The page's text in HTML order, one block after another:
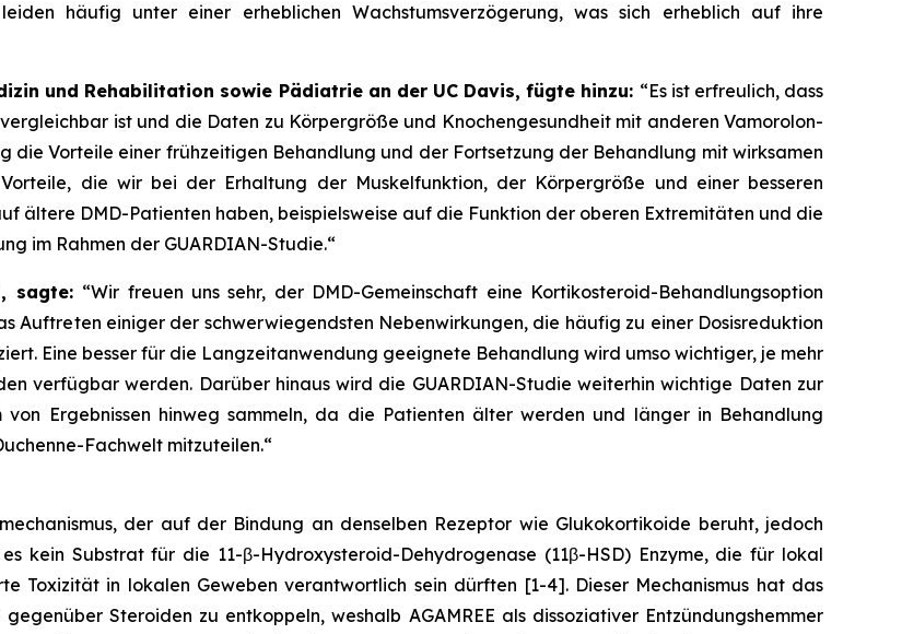
häufig unter einer erheblichen Wachstumsverzögerung, was sich erheblich auf ihre
und Rehabilitation sowie Pädiatrie an der UC Davis, fügte hinzu: “Es ist erfreulich, dass
ist und die Daten zu Körpergröße und Knochengesundheit mit anderen Vamorolon-
die Vorteile einer frühzeitigen Behandlung und der Fortsetzung der Behandlung mit wirksamen
die wir bei der Erhaltung der Muskelfunktion, der Körpergröße und einer besseren
ältere DMD-Patienten haben, beispielsweise auf die Funktion der oberen Extremitäten und die
im Rahmen der GUARDIAN-Studie.“
sagte: “Wir freuen uns sehr, der DMD-Gemeinschaft eine Kortikosteroid-Behandlungsoption
Auftreten einiger der schwerwiegendsten Nebenwirkungen, die häufig zu einer Dosisreduktion
Eine besser für die Langzeitanwendung geeignete Behandlung wird umso wichtiger, je mehr
verfügbar werden. Darüber hinaus wird die GUARDIAN-Studie weiterhin wichtige Daten zur
Ergebnissen hinweg sammeln, da die Patienten älter werden und länger in Behandlung
Fachwelt mitzuteilen.“
der auf der Bindung an denselben Rezeptor wie Glukokortikoide beruht, jedoch
kein Substrat für die 11-β-Hydroxysteroid-Dehydrogenase (11β-HSD) Enzyme, die für lokal
Toxizität in lokalen Geweben verantwortlich sein dürften [1-4]. Dieser Mechanismus hat das
Steroiden zu entkoppeln, weshalb AGAMREE als dissoziativer Entzündungshemmer